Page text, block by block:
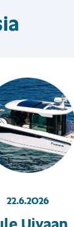
22.6.2026